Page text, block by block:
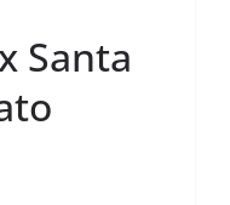
Santa